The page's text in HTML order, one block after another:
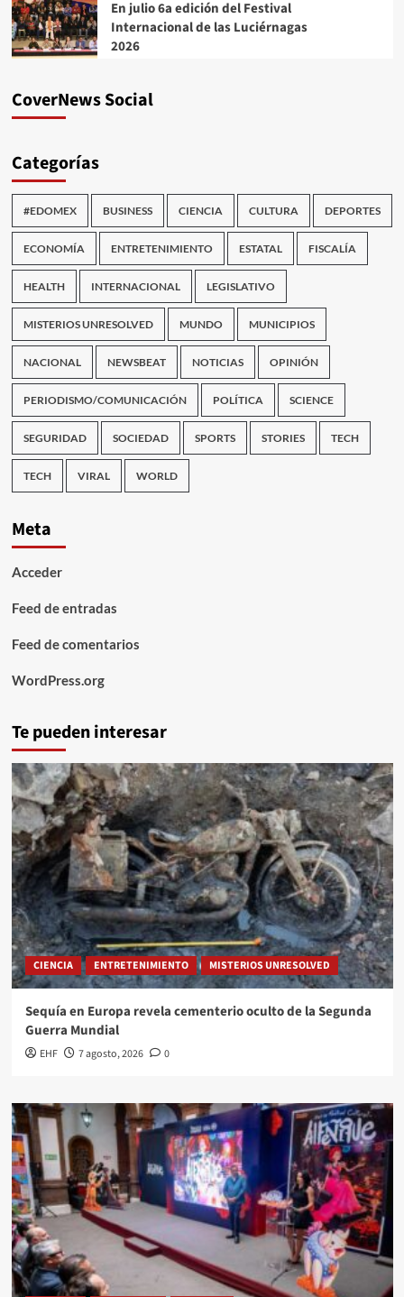
En julio 6a edición del Festival
Internacional de las Luciérnagas
2026
CoverNews Social
Categorías
#EDOMEX BUSINESS CIENCIA CULTURA DEPORTES
ECONOMÍA ENTRETENIMIENTO ESTATAL FISCALÍA
HEALTH INTERNACIONAL LEGISLATIVO
MISTERIOS UNRESOLVED MUNDO MUNICIPIOS
NACIONAL NEWSBEAT NOTICIAS OPINIÓN
PERIODISMO/COMUNICACIÓN POLÍTICA SCIENCE
SEGURIDAD SOCIEDAD SPORTS STORIES TECH
TECH VIRAL WORLD
Meta
Acceder
Feed de entradas
Feed de comentarios
WordPress.org
Te pueden interesar
CIENCIA ENTRETENIMIENTO MISTERIOS UNRESOLVED
Sequía en Europa revela cementerio oculto de la Segunda
Guerra Mundial
EHF 7 agosto, 2026 0